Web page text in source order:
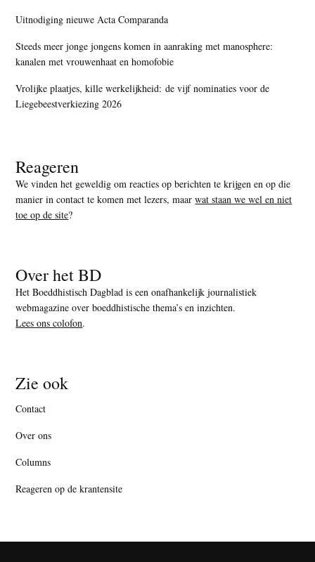
Uitnodiging nieuwe Acta Comparanda
Steeds meer jonge jongens komen in aanraking met manosphere:
kanalen met vrouwenhaat en homofobie
Vrolijke plaatjes, kille werkelijkheid: de vijf nominaties voor de
Liegebeestverkiezing 2026
Reageren
We vinden het geweldig om reacties op berichten te krijgen en op die
manier in contact te komen met lezers, maarwat staan we wel en niet
toe op de site?
Over het BD
Het Boeddhistisch Dagblad is een onafhankelijk journalistiek
webmagazine over boeddhistische thema’s en inzichten.
Lees ons colofon.
Zie ook
Contact
Over ons
Columns
Reageren op de krantensite